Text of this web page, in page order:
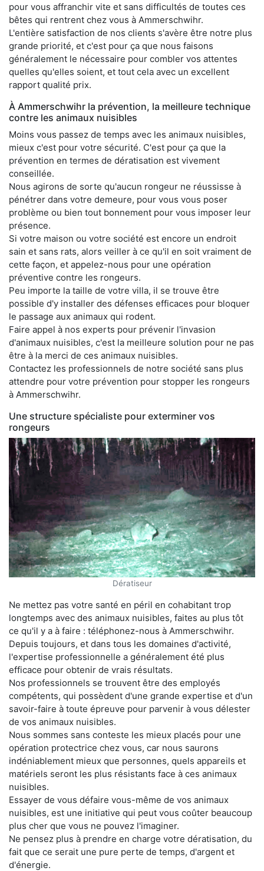
pour vous affranchir vite et sans difficultés de toutes ces
bêtes qui rentrent chez vous à Ammerschwihr.
L'entière satisfaction de nos clients s'avère être notre plus
grande priorité, et c'est pour ça que nous faisons
généralement le nécessaire pour combler vos attentes
quelles qu'elles soient, et tout cela avec un excellent
rapport qualité prix.
À Ammerschwihr la prévention, la meilleure technique
contre les animaux nuisibles
Moins vous passez de temps avec les animaux nuisibles,
mieux c'est pour votre sécurité. C'est pour ça que la
prévention en termes de dératisation est vivement
conseillée.
Nous agirons de sorte qu'aucun rongeur ne réussisse à
pénétrer dans votre demeure, pour vous vous poser
problème ou bien tout bonnement pour vous imposer leur
présence.
Si votre maison ou votre société est encore un endroit
sain et sans rats, alors veiller à ce qu'il en soit vraiment de
cette façon, et appelez-nous pour une opération
préventive contre les rongeurs.
Peu importe la taille de votre villa, il se trouve être
possible d'y installer des défenses efficaces pour bloquer
le passage aux animaux qui rodent.
Faire appel à nos experts pour prévenir l'invasion
d'animaux nuisibles, c'est la meilleure solution pour ne pas
être à la merci de ces animaux nuisibles.
Contactez les professionnels de notre société sans plus
attendre pour votre prévention pour stopper les rongeurs
à Ammerschwihr.
Une structure spécialiste pour exterminer vos
rongeurs
Dératiseur
Ne mettez pas votre santé en péril en cohabitant trop
longtemps avec des animaux nuisibles, faites au plus tôt
ce qu'il y a à faire : téléphonez-nous à Ammerschwihr.
Depuis toujours, et dans tous les domaines d'activité,
l'expertise professionnelle a généralement été plus
efficace pour obtenir de vrais résultats.
Nos professionnels se trouvent être des employés
compétents, qui possèdent d'une grande expertise et d'un
savoir-faire à toute épreuve pour parvenir à vous délester
de vos animaux nuisibles.
Nous sommes sans conteste les mieux placés pour une
opération protectrice chez vous, car nous saurons
indéniablement mieux que personnes, quels appareils et
matériels seront les plus résistants face à ces animaux
nuisibles.
Essayer de vous défaire vous-même de vos animaux
nuisibles, est une initiative qui peut vous coûter beaucoup
plus cher que vous ne pouvez l'imaginer.
Ne pensez plus à prendre en charge votre dératisation, du
fait que ce serait une pure perte de temps, d'argent et
d'énergie.